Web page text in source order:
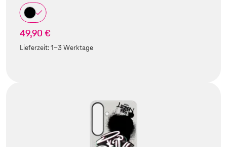
49,90 €
Lieferzeit:1-3 Werktage